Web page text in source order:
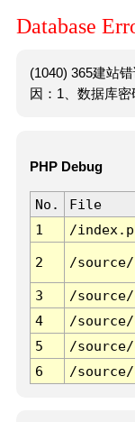
Database
(1040) 365建站
因：1、数据库密
PHP Debug
No. File
1
/
2 /
3 /
4
/
5
/
6
/